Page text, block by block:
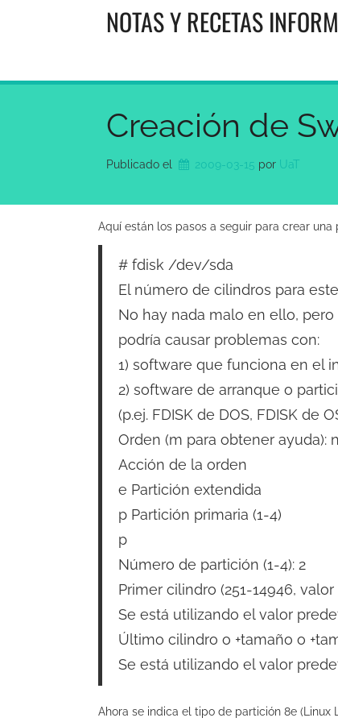
NOTAS Y RECETAS
Creación de
Publicado el 2009-03-15 por UaT
Aquí están los pasos a seguir para crear
# fdisk /dev/sda
El número de cilindros para
No hay nada malo en ello,
podría causar problemas con:
1) software que funciona en el
2) software de arranque o
(p.ej. FDISK de DOS, FDISK de
Orden (m para obtener ayuda): n
Acción de la orden
e Partición extendida
p Partición primaria (1-4)
p
Número de partición (1-4): 2
Primer cilindro (251-14946,
Se está utilizando el valor
Último cilindro o +tamaño o
Se está utilizando el valor
Ahora se indica el tipo de partición 8e (Linux